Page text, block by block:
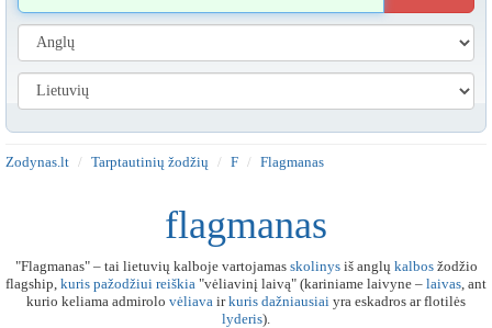
Zodynas.lt Tarptautinių žodžių F Flagmanas
flagmanas
"Flagmanas" – tai lietuvių kalboje vartojamas skolinysiš anglų kalbosžodžio
flagship, kuris pažodžiui reiškia "vėliavinį laivą" (kariniame laivyne – laivas, ant
kurio keliama admirolo vėliava irkuris dažniausiai yra eskadros ar flotilės
lyderis).